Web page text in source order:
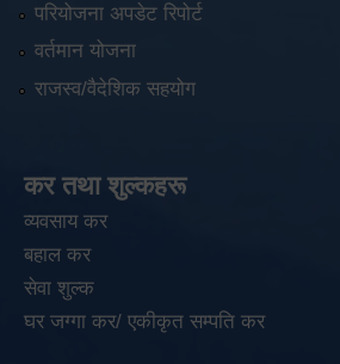
परियोजना अपडेट रिपोर्ट
वर्तमान योजना
राजस्व/वैदेशिक सहयोग
कर तथा शुल्कहरू
व्यवसाय कर
बहाल कर
सेवा शुल्क
घर जग्गा कर/ एकीकृत सम्पति कर